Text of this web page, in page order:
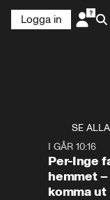
Logga in
SE ALLA
I GÅR 10:16
Per-Inge
hemmet
komma ut